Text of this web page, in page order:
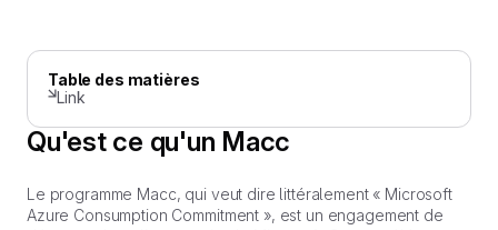
Table des matières
Link
Qu'est ce qu'un Macc
Le programme Macc, qui veut dire littéralement « Microsoft
Azure Consumption Commitment », est un engagement de